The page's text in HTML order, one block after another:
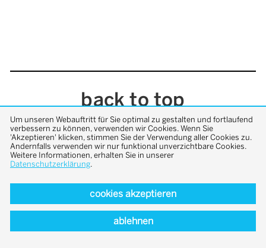
back to top
Um unseren Webauftritt für Sie optimal zu gestalten und fortlaufend
verbessern zu können, verwenden wir Cookies. Wenn Sie
'Akzeptieren' klicken, stimmen Sie der Verwendung aller Cookies zu.
Andernfalls verwenden wir nur funktional unverzichtbare Cookies.
Weitere Informationen, erhalten Sie in unserer
Datenschutzerklärung.
cookies akzeptieren
ablehnen